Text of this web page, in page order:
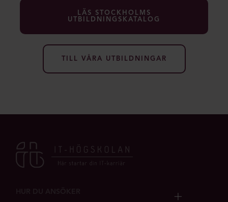
LÄS STOCKHOLMS
UTBILDNINGSKATALOG
TILL VÅRA UTBILDNINGAR